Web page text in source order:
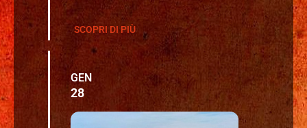
SCOPRI DI PIÙ
GEN
28